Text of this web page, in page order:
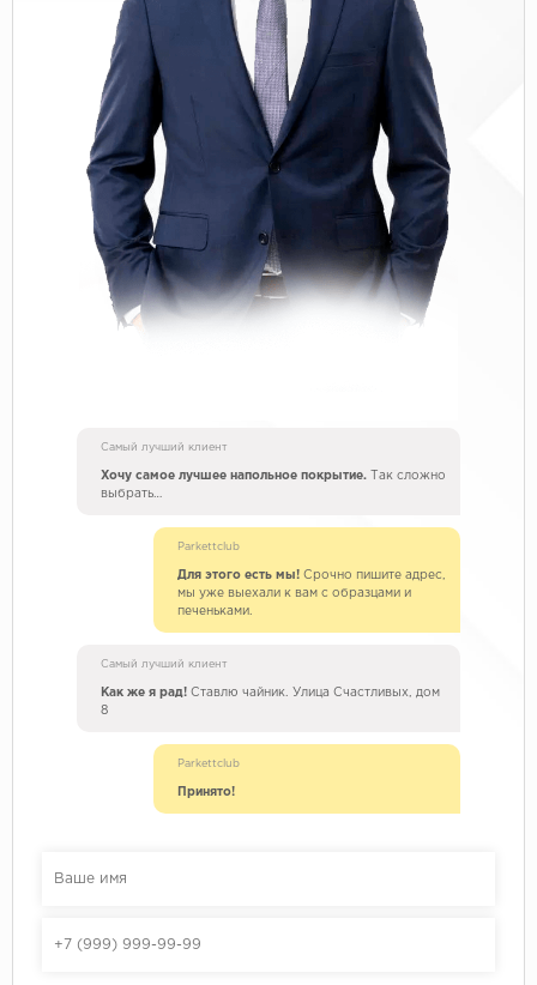
Самый лучший клиент
Хочу самое лучшее напольное покрытие. Так сложно
выбрать…
Parkettclub
Для этого есть мы! Срочно пишите адрес,
мы уже выехали к вам с образцами и
печеньками.
Самый лучший клиент
Как же я рад! Ставлю чайник. Улица Счастливых, дом
8
Parkettclub
Принято!